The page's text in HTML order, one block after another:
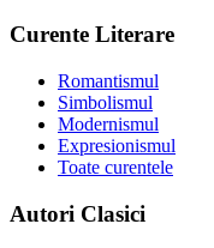
Curente Literare
Romantismul
Simbolismul
Modernismul
Expresionismul
Toate curentele
Autori Clasici